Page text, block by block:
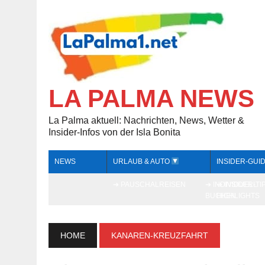
LA PALMA NEWS
La Palma aktuell: Nachrichten, News, Wetter &
Insider-Infos von der Isla Bonita
NEWS URLAUB & AUTO INSIDER-
HOME KANAREN-KREUZFAHRT